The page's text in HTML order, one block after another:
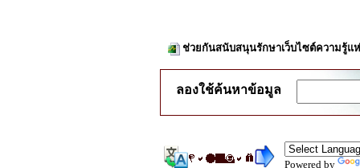
ช่วยกันสนับสนุนรักษาเว็บไซต์ความรู้แ
ลองใช้ค้นหาข้อมูล
Powered by